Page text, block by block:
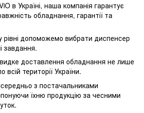
в Україні, наша компанія гарантує
обладнання, гарантії та
рівні допоможемо вибрати диспенсер
завдання.
доставлення обладнання не лише
всій території України.
з постачальниками
їхню продукцію за чесними